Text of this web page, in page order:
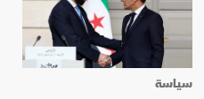
سياسة